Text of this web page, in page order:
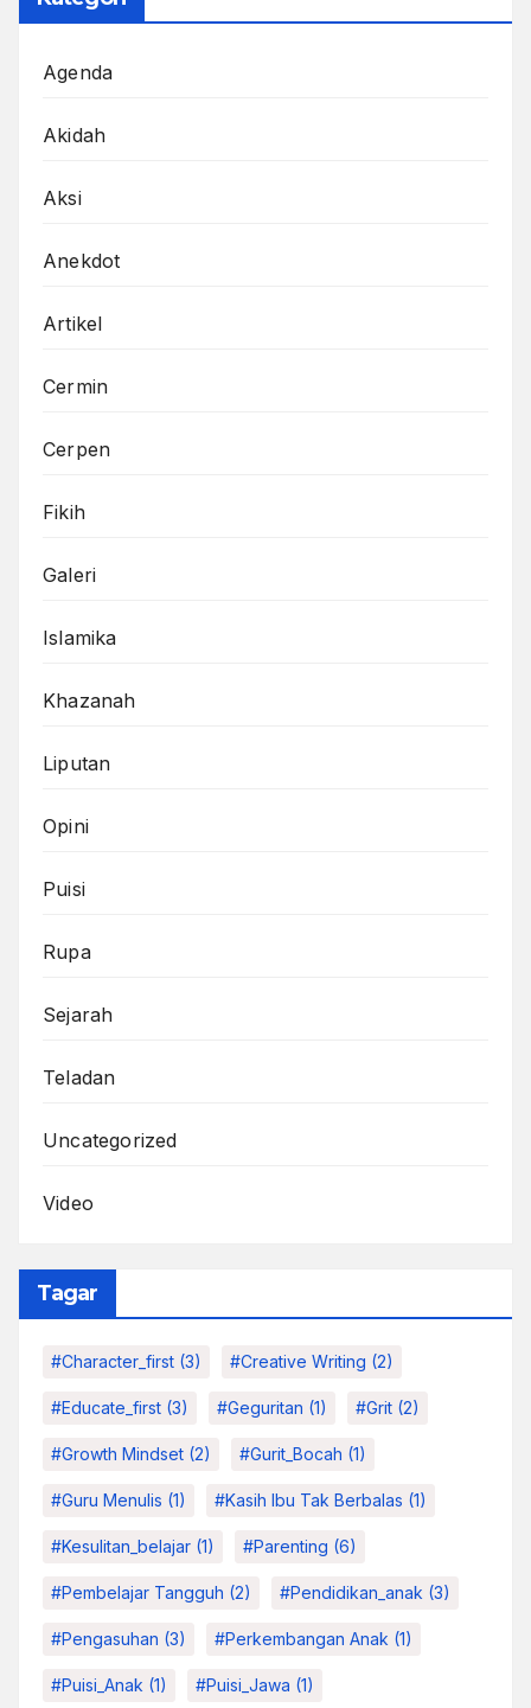
Agenda
Akidah
Aksi
Anekdot
Artikel
Cermin
Cerpen
Fikih
Galeri
Islamika
Khazanah
Liputan
Opini
Puisi
Rupa
Sejarah
Teladan
Uncategorized
Video
Tagar
#character_first (3) #Creative Writing (2)
#educate_first (3) #Geguritan (1) #grit (2)
#growth Mindset (2) #Gurit_Bocah (1)
#Guru Menulis (1) #kasih Ibu Tak Berbalas (1)
#kesulitan_belajar (1) #parenting (6)
#pembelajar Tangguh (2) #pendidikan_anak (3)
#pengasuhan (3) #Perkembangan Anak (1)
#Puisi_Anak (1) #Puisi_Jawa (1)